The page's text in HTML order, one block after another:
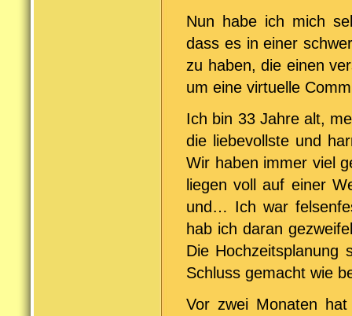
Nun habe ich mich
dass es in einer
zu haben, die einen
um eine virtuelle
Ich bin 33 Jahre alt,
die liebevollste und
Wir haben immer viel
liegen voll auf einer
und… Ich war
hab ich daran
Die
Schluss gemacht wie
Vor zwei Monaten